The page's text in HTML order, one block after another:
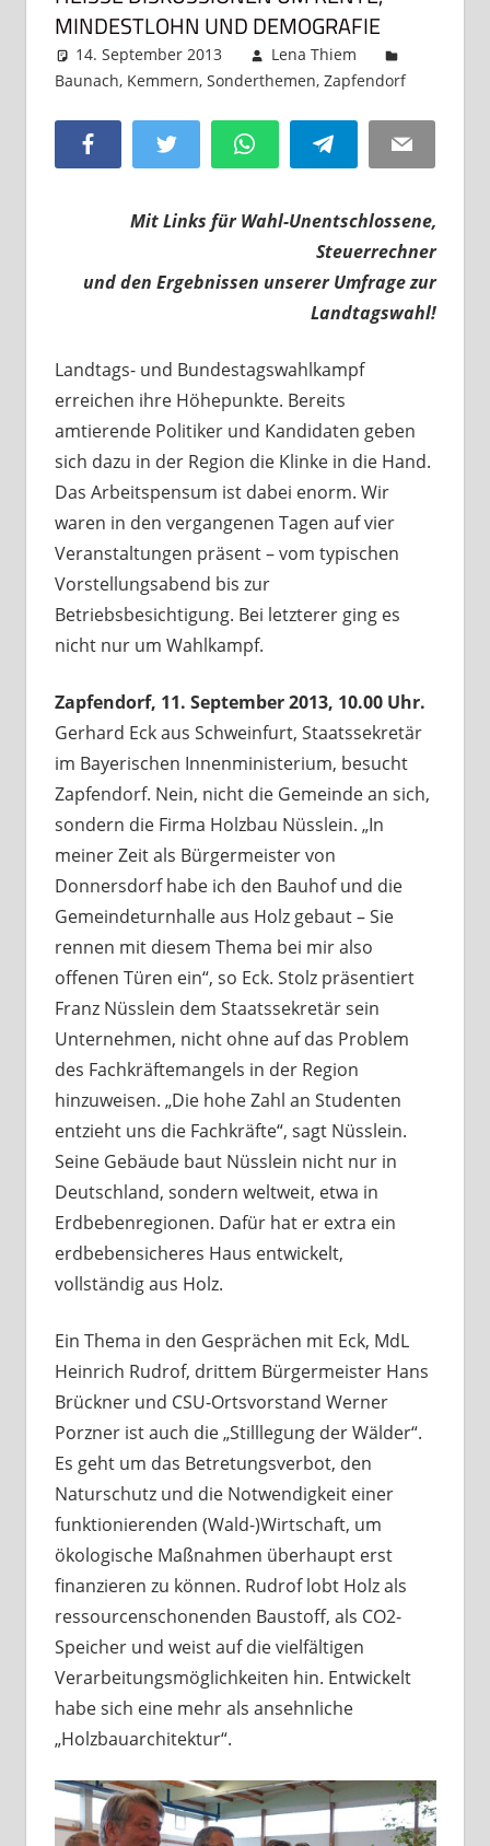
INDESTLOHN UND DEMOGRAFIE
14. September 2013
Lena Thiem
Baunach, Kemmern, Sonderthemen, Zapfendorf
Facebook Twitter WhatsAppTelegram Email
Mit Links für Wahl-Unentschlossene,
Steuerrechner
und den Ergebnissen unserer Umfrage zur
Landtagswahl!
Landtags- und Bundestagswahlkampf
erreichen ihre Höhepunkte. Bereits
amtierende Politiker und Kandidaten geben
sich dazu in der Region die Klinke in die Hand.
Das Arbeitspensum ist dabei enorm. Wir
waren in den vergangenen Tagen auf vier
Veranstaltungen präsent – vom typischen
Vorstellungsabend bis zur
Betriebsbesichtigung. Bei letzterer ging es
nicht nur um Wahlkampf.
Zapfendorf, 11. September 2013, 10.00 Uhr.
Gerhard Eck aus Schweinfurt, Staatssekretär
im Bayerischen Innenministerium, besucht
Zapfendorf. Nein, nicht die Gemeinde an sich,
sondern die Firma Holzbau Nüsslein. „In
meiner Zeit als Bürgermeister von
Donnersdorf habe ich den Bauhof und die
Gemeindeturnhalle aus Holz gebaut – Sie
rennen mit diesem Thema bei mir also
offenen Türen ein“, so Eck. Stolz präsentiert
Franz Nüsslein dem Staatssekretär sein
Unternehmen, nicht ohne auf das Problem
des Fachkräftemangels in der Region
hinzuweisen. „Die hohe Zahl an Studenten
entzieht uns die Fachkräfte“, sagt Nüsslein.
Seine Gebäude baut Nüsslein nicht nur in
Deutschland, sondern weltweit, etwa in
Erdbebenregionen. Dafür hat er extra ein
erdbebensicheres Haus entwickelt,
vollständig aus Holz.
Ein Thema in den Gesprächen mit Eck, MdL
Heinrich Rudrof, drittem Bürgermeister Hans
Brückner und CSU-Ortsvorstand Werner
Porzner ist auch die „Stilllegung der Wälder“.
Es geht um das Betretungsverbot, den
Naturschutz und die Notwendigkeit einer
funktionierenden (Wald-)Wirtschaft, um
ökologische Maßnahmen überhaupt erst
finanzieren zu können. Rudrof lobt Holz als
ressourcenschonenden Baustoff, als CO2-
Speicher und weist auf die vielfältigen
Verarbeitungsmöglichkeiten hin. Entwickelt
habe sich eine mehr als ansehnliche
„Holzbauarchitektur“.